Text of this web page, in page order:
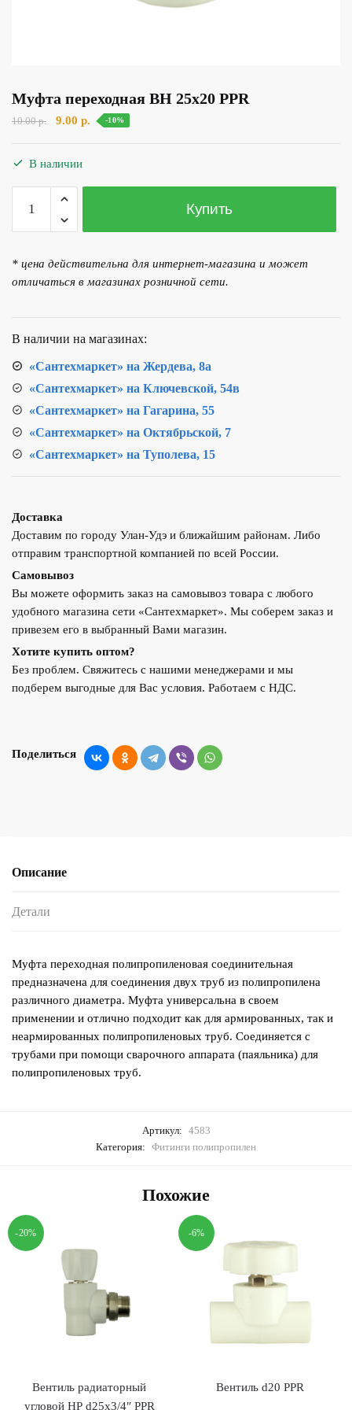
Муфта переходная ВН 25х20 PPR
10.00р.
Первоначальная
9.00 р. Текущая
-10%
В наличии
Количество
товара
Муфта
ВН
25х20
Купить
* цена действительна для интернет-магазина и может
отличаться в магазинах розничной сети.
В наличии на магазинах:
«Сантехмаркет» на Жердева, 8а
«Сантехмаркет» на Ключевской, 54в
«Сантехмаркет» на Гагарина, 55
«Сантехмаркет» на Октябрьской, 7
«Сантехмаркет» на Туполева, 15
Доставка
Доставим по городу Улан-Удэ и ближайшим районам. Либо
отправим транспортной компанией по всей России.
Самовывоз
Вы можете оформить заказ на самовывоз товара с любого
удобного магазина сети «Сантехмаркет». Мы соберем заказ и
привезем его в выбранный Вами магазин.
Хотите купить оптом?
Без проблем. Свяжитесь с нашими менеджерами и мы
подберем выгодные для Вас условия. Работаем с НДС.
Поделиться
Описание
Детали
Муфта переходная полипропиленовая соединительная
предназначена для соединения двух труб из полипропилена
различного диаметра. Муфта универсальна в своем
применении и отлично подходит как для армированных, так и
неармированных полипропиленовых труб. Соединяется с
трубами при помощи сварочного аппарата (паяльника) для
полипропиленовых труб.
Артикул: 4583
Категория: Фитинги полипропилен
Похожие
-20%
Вентиль радиаторный
угловой НР d25х3/4″ PPR
-6%
Вентиль d20 PPR